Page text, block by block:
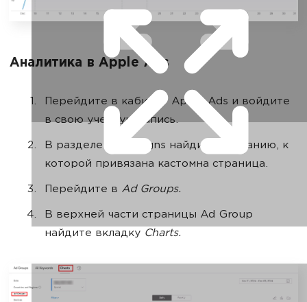
Аналитика в Apple Ads
Перейдите в кабинет Apple Ads и войдите
в свою учетную запись.
В разделе Campaigns найдите кампанию, к
которой привязана кастомна страница.
Перейдите в Ad Groups.
В верхней части страницы Ad Group
найдите вкладку Charts.